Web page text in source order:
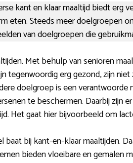
kant en klaar maaltijd biedt erg
eten. Steeds meer doelgroepen
van doelgroepen die
Met behulp van senioren
tegenwoordig erg gezond, zijn
doelgroep is een verantwoorde
te beschermen. Daarbij zijn
Het gaat hier bijvoorbeeld om
bij kant-en-klaar maaltijden.
bieden vloeibare en gemalen